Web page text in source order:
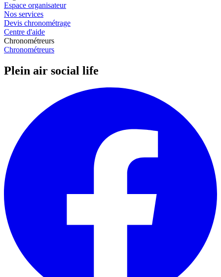
Espace organisateur
Nos services
Devis chronométrage
Centre d'aide
Chronométreurs
Chronométreurs
Plein air social life